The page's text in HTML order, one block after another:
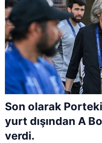
Son olarak
yurt dışından A
verdi.